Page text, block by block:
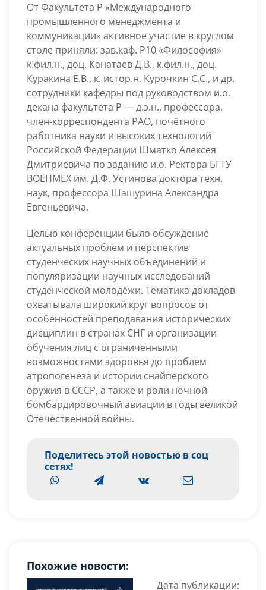
От Факультета Р «Международного
промышленного менеджмента и
коммуникации» активное участие в круглом
столе приняли: зав.каф. Р10 «Философия»
к.фил.н., доц. Канатаев Д.В., к.фил.н., доц.
Куракина Е.В., к. истор.н. Курочкин С.С., и др.
сотрудники кафедры под руководством и.о.
декана факультета Р — д.э.н., профессора,
член-корреспондента РАО, почётного
работника науки и высоких технологий
Российской Федерации Шматко Алексея
Дмитриевича по заданию и.о. Ректора БГТУ
ВОЕНМЕХ им. Д.Ф. Устинова доктора техн.
наук, профессора Шашурина Александра
Евгеньевича.
Целью конференции было обсуждение
актуальных проблем и перспектив
студенческих научных объединений и
популяризации научных исследований
студенческой молодёжи. Тематика докладов
охватывала широкий круг вопросов от
особенностей преподавания исторических
дисциплин в странах СНГ и организации
обучения лиц с ограниченными
возможностями здоровья до проблем
атропогенеза и истории снайперского
оружия в СССР, а также и роли ночной
бомбардировочный авиации в годы великой
Отечественной войны.
Поделитесь этой новостью в соц
сетях!
Похожие новости:
Дата публикации: